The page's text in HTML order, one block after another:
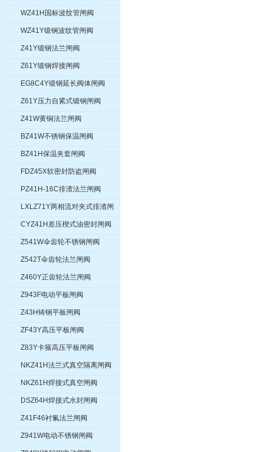
WZ41H国标波纹管闸阀
WZ41Y锻钢波纹管闸阀
Z41Y锻钢法兰闸阀
Z61Y锻钢焊接闸阀
EG8C4Y锻钢延长阀体闸阀
Z61Y压力自紧式锻钢闸阀
Z41W黄铜法兰闸阀
BZ41W不锈钢保温闸阀
BZ41H保温夹套闸阀
FDZ45X软密封防盗闸阀
PZ41H-16C排渣法兰闸阀
LXLZ71Y两相流对夹式排渣闸
阀
CYZ41H差压楔式油密封闸阀
Z541W伞齿轮不锈钢闸阀
Z542T伞齿轮法兰闸阀
Z460Y正齿轮法兰闸阀
Z943F电动平板闸阀
Z43H铸钢平板闸阀
ZF43Y高压平板闸阀
Z83Y卡箍高压平板闸阀
NKZ41H法兰式真空隔离闸阀
NKZ61H焊接式真空闸阀
DSZ64H焊接式水封闸阀
Z41F46衬氟法兰闸阀
Z941W电动不锈钢闸阀